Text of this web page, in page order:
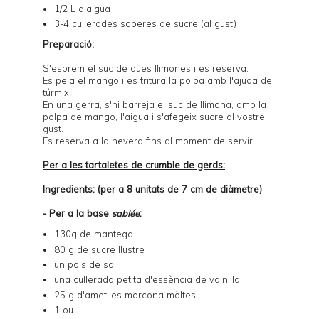
1/2 L d'aigua
3-4 cullerades soperes de sucre (al gust)
Preparació:
S'esprem el suc de dues llimones i es reserva.
Es pela el mango i es tritura la polpa amb l'ajuda del
túrmix.
En una gerra, s'hi barreja el suc de llimona, amb la
polpa de mango, l'aigua i s'afegeix sucre al vostre
gust.
Es reserva a la nevera fins al moment de servir.
Per a les tartaletes de crumble de gerds:
Ingredients: (per a 8 unitats de 7 cm de diàmetre)
- Per a la base sablée:
130g de mantega
80 g de sucre llustre
un pols de sal
una cullerada petita d'essència de vainilla
25 g d'ametlles marcona mòltes
1 ou